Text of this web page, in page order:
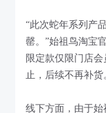
“此次蛇年系列产
罄。”始祖鸟淘宝
限定款仅限门店
止，后续不再补货
线下方面，由于